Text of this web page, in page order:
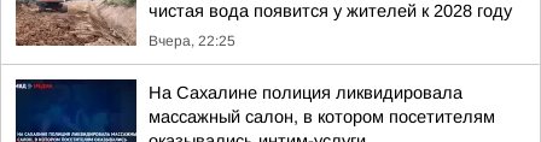
чистая вода появится у жителей к 2028 году
Вчера, 22:25
На Сахалине полиция ликвидировала
массажный салон, в котором посетителям